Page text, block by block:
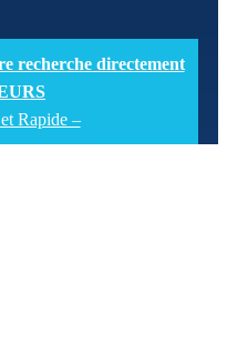
recherche directement
Rapide –